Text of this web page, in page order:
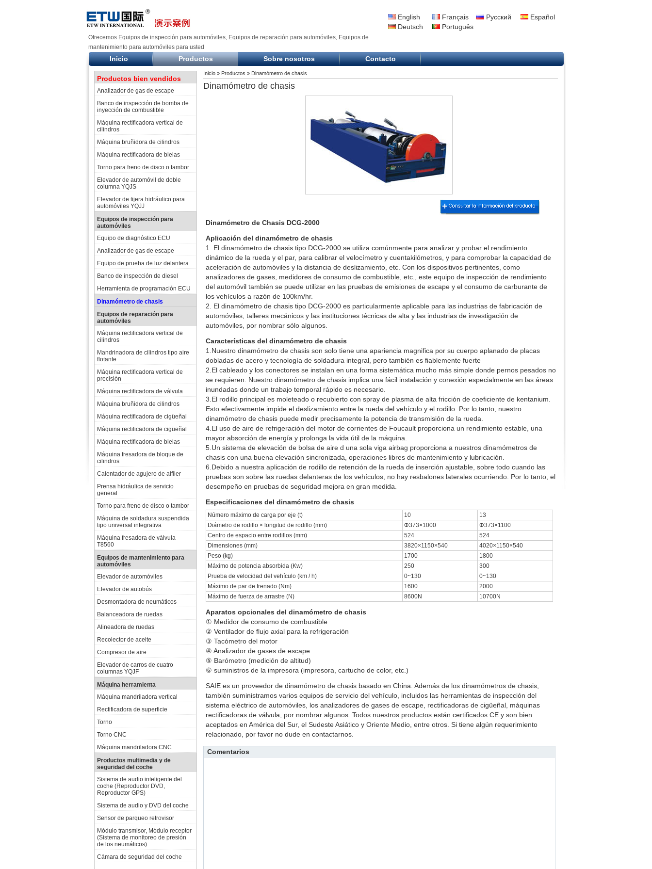
Ofrecemos Equipos de inspección para automóviles, Equipos de reparación para automóviles, Equipos de
mantenimiento para automóviles para usted
English Français Русский
Español
Deutsch
Português
Inicio Productos Sobre nosotros Contacto
Productos bien vendidos
Analizador de gas de escape
Banco de inspección de bomba de
inyección de combustible
Máquina rectificadora vertical de
cilindros
Máquina bruñidora de cilindros
Máquina rectificadora de bielas
Torno para freno de disco o tambor
Elevador de automóvil de doble
columna YQJS
Elevador de tijera hidráulico para
automóviles YQJJ
Equipos de inspección para
automóviles
Equipo de diagnóstico ECU
Analizador de gas de escape
Equipo de prueba de luz delantera
Banco de inspección de diesel
Herramienta de programación ECU
Dinamómetro de chasis
Equipos de reparación para
automóviles
Máquina rectificadora vertical de
cilindros
Mandrinadora de cilindros tipo aire
flotante
Máquina rectificadora vertical de
precisión
Máquina rectificadora de válvula
Máquina bruñidora de cilindros
Máquina rectificadora de cigüeñal
Máquina rectificadora de cigüeñal
Máquina rectificadora de bielas
Máquina fresadora de bloque de
cilindros
Calentador de agujero de alfiler
Prensa hidráulica de servicio
general
Torno para freno de disco o tambor
Máquina de soldadura suspendida
tipo universal integrativa
Máquina fresadora de válvula
T8560
Equipos de mantenimiento para
automóviles
Elevador de automóviles
Elevador de autobús
Desmontadora de neumáticos
Balanceadora de ruedas
Alineadora de ruedas
Recolector de aceite
Compresor de aire
Elevador de carros de cuatro
columnas YQJF
Máquina herramienta
Máquina mandriladora vertical
Rectificadora de superficie
Torno
Torno CNC
Máquina mandriladora CNC
Productos multimedia y de
seguridad del coche
Sistema de audio inteligente del
coche (Reproductor DVD,
Reproductor GPS)
Sistema de audio y DVD del coche
Sensor de parqueo retrovisor
Módulo transmisor, Módulo receptor
(Sistema de monitoreo de presión
de los neumáticos)
Cámara de seguridad del coche
Inicio » Productos » Dinamómetro de chasis
Dinamómetro de chasis
Dinamómetro de Chasis DCG-2000
Aplicación del dinamómetro de chasis
1. El dinamómetro de chasis tipo DCG-2000 se utiliza comúnmente para analizar y probar el rendimiento
dinámico de la rueda y el par, para calibrar el velocímetro y cuentakilómetros, y para comprobar la capacidad de
aceleración de automóviles y la distancia de deslizamiento, etc. Con los dispositivos pertinentes, como
analizadores de gases, medidores de consumo de combustible, etc., este equipo de inspección de rendimiento
del automóvil también se puede utilizar en las pruebas de emisiones de escape y el consumo de carburante de
los vehículos a razón de 100km/hr.
2. El dinamómetro de chasis tipo DCG-2000 es particularmente aplicable para las industrias de fabricación de
automóviles, talleres mecánicos y las instituciones técnicas de alta y las industrias de investigación de
automóviles, por nombrar sólo algunos.
Características del dinamómetro de chasis
1.Nuestro dinamómetro de chasis son solo tiene una apariencia magnifica por su cuerpo aplanado de placas
dobladas de acero y tecnología de soldadura integral, pero también es fiablemente fuerte
2.El cableado y los conectores se instalan en una forma sistemática mucho más simple donde pernos pesados no
se requieren. Nuestro dinamómetro de chasis implica una fácil instalación y conexión especialmente en las áreas
inundadas donde un trabajo temporal rápido es necesario.
3.El rodillo principal es moleteado o recubierto con spray de plasma de alta fricción de coeficiente de kentanium.
Esto efectivamente impide el deslizamiento entre la rueda del vehículo y el rodillo. Por lo tanto, nuestro
dinamómetro de chasis puede medir precisamente la potencia de transmisión de la rueda.
4.El uso de aire de refrigeración del motor de corrientes de Foucault proporciona un rendimiento estable, una
mayor absorción de energía y prolonga la vida útil de la máquina.
5.Un sistema de elevación de bolsa de aire d una sola viga airbag proporciona a nuestros dinamómetros de
chasis con una buena elevación sincronizada, operaciones libres de mantenimiento y lubricación.
6.Debido a nuestra aplicación de rodillo de retención de la rueda de inserción ajustable, sobre todo cuando las
pruebas son sobre las ruedas delanteras de los vehículos, no hay resbalones laterales ocurriendo. Por lo tanto, el
desempeño en pruebas de seguridad mejora en gran medida.
Especificaciones del dinamómetro de chasis
Número máximo de carga por eje (t) 10
13
Diámetro de rodillo × longitud de rodillo (mm)
Φ373×1000
Φ373×1100
Centro de espacio entre rodillos (mm)
524
524
Dimensiones (mm)
3820×1150×540
4020×1150×540
Peso (kg)
1700
1800
Máximo de potencia absorbida (Kw)
250
300
Prueba de velocidad del vehículo (km / h)
0~130
0~130
Máximo de par de frenado (Nm)
1600
2000
Máximo de fuerza de arrastre (N)
8600N 10700N
Aparatos opcionales del dinamómetro de chasis
① Medidor de consumo de combustible
② Ventilador de flujo axial para la refrigeración
③ Tacómetro del motor
④ Analizador de gases de escape
⑤ Barómetro (medición de altitud)
⑥ suministros de la impresora (impresora, cartucho de color, etc.)
SAIE es un proveedor de dinamómetro de chasis basado en China. Además de los dinamómetros de chasis,
también suministramos varios equipos de servicio del vehículo, incluidos las herramientas de inspección del
sistema eléctrico de automóviles, los analizadores de gases de escape, rectificadoras de cigüeñal, máquinas
rectificadoras de válvula, por nombrar algunos. Todos nuestros productos están certificados CE y son bien
aceptados en América del Sur, el Sudeste Asiático y Oriente Medio, entre otros. Si tiene algún requerimiento
relacionado, por favor no dude en contactarnos.
Comentarios